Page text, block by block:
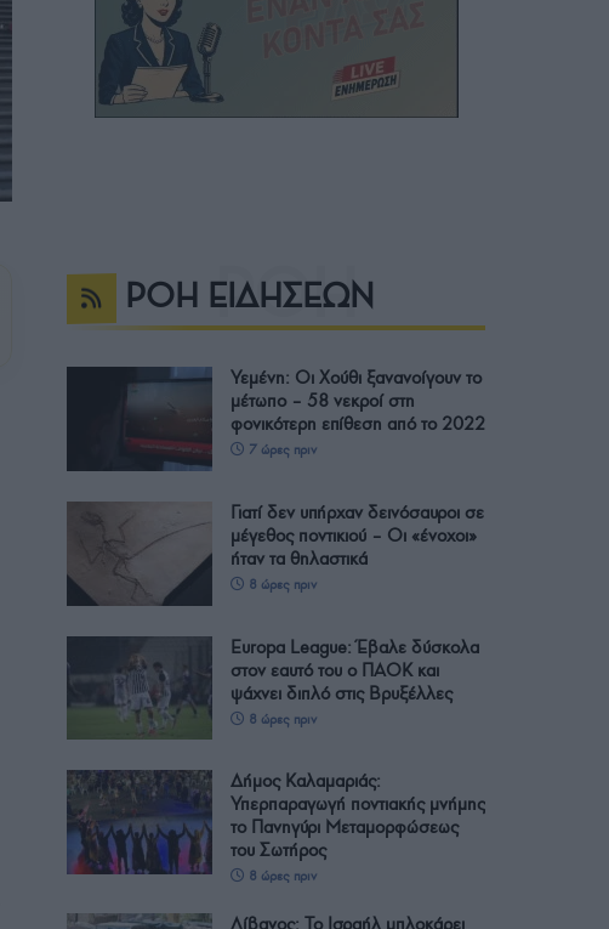
ΡΟΗ ΕΙΔΗΣΕΩΝ
Υεμένη: Οι Χούθι ξανανοίγουν το
μέτωπο – 58 νεκροί στη
φονικότερη επίθεση από το 2022
7 ώρες πριν
Γιατί δεν υπήρχαν δεινόσαυροι σε
μέγεθος ποντικιού – Οι «ένοχοι»
ήταν τα θηλαστικά
8 ώρες πριν
Europa League: Έβαλε δύσκολα
στον εαυτό του ο ΠΑΟΚ και
ψάχνει διπλό στις Βρυξέλλες
8 ώρες πριν
Δήμος Καλαμαριάς:
Υπερπαραγωγή ποντιακής μνήμης
το Πανηγύρι Μεταμορφώσεως
του Σωτήρος
8 ώρες πριν
Λίβανος: Το Ισραήλ μπλοκάρει